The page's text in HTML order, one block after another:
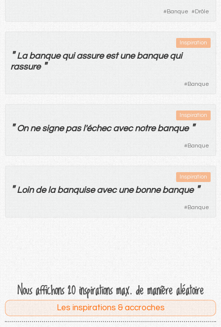
#Banque #Drôle
Inspiration
" La banque qui assure est une banque qui
rassure "
#Banque
Inspiration
" On ne signe pasl'échec avec notre banque "
#Banque
Inspiration
" Loin de la banquise avec une bonne banque "
#Banque
Nous affichons 20 inspirations max. de manière aléatoire
Les inspirations & accroches